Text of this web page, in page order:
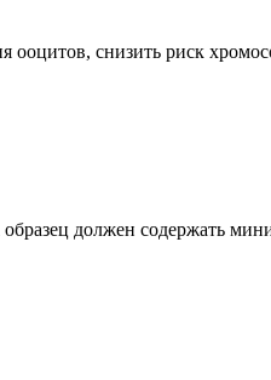
ооцитов, снизить риск
образец должен содержать